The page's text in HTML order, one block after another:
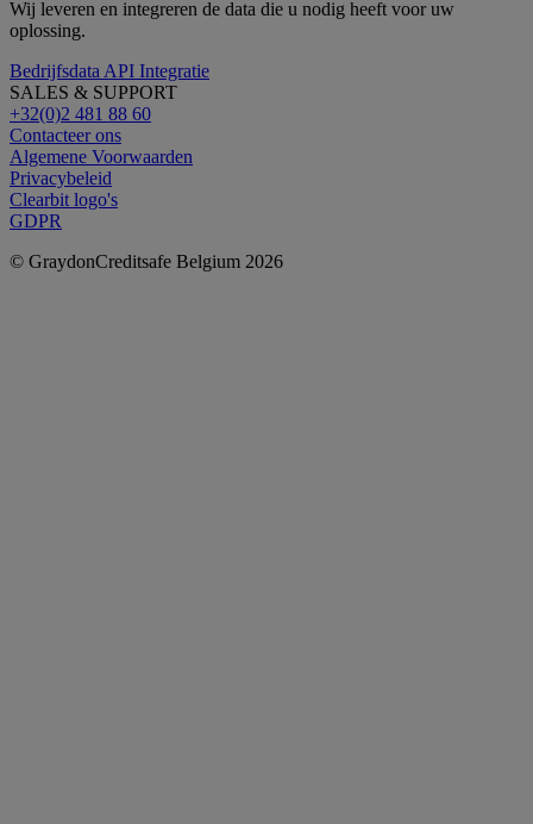
Wij leveren en integreren de data die u nodig heeft voor uw
oplossing.
Bedrijfsdata API Integratie
SALES & SUPPORT
+32(0)2 481 88 60
Contacteer ons
Algemene Voorwaarden
Privacybeleid
Clearbit logo's
GDPR
© GraydonCreditsafe Belgium 2026